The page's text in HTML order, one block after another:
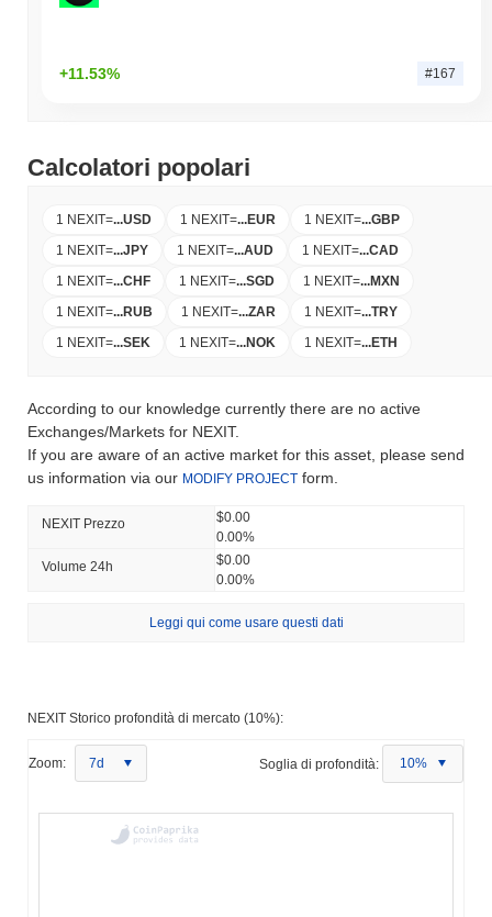
+11.53% #167
Calcolatori popolari
1 NEXIT=...USD 1 NEXIT=...EUR 1 NEXIT=...GBP
1 NEXIT=...JPY 1 NEXIT=...AUD 1 NEXIT=...CAD
1 NEXIT=...CHF 1 NEXIT=...SGD 1 NEXIT=...MXN
1 NEXIT=...RUB 1 NEXIT=...ZAR 1 NEXIT=...TRY
1 NEXIT=...SEK 1 NEXIT=...NOK 1 NEXIT=...ETH
According to our knowledge currently there are no active
Exchanges/Markets for NEXIT.
If you are aware of an active market for this asset, please send
us information via our MODIFY PROJECT form.
NEXIT Prezzo
$0.00
0.00%
Volume 24h
$0.00
0.00%
Leggi qui come usare questi dati
NEXIT Storico profondità di mercato (10%):
Zoom: 7d Soglia di profondità: 10%